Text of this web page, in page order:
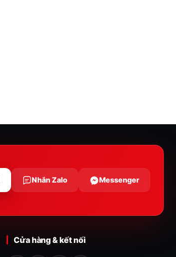
Nhắn Zalo Messenger
Cửa hàng & kết nối